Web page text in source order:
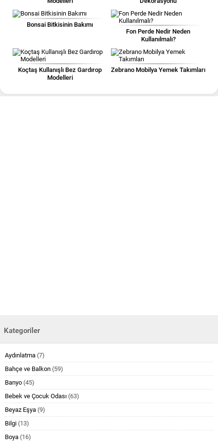
Bonsai Bitkisinin Bakımı
Fon Perde Nedir Neden
Kullanılmalı?
Koçtaş Kullanışlı Bez Gardırop
Modelleri
Zebrano Mobilya Yemek Takımları
Kategoriler
Aydınlatma (7)
Bahçe ve Balkon (59)
Banyo (45)
Bebek ve Çocuk Odası (63)
Beyaz Eşya (9)
Bilgi (13)
Boya (16)